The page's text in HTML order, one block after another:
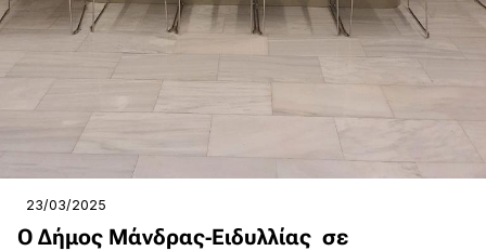
23/03/2025
Ο Δήμος Μάνδρας-Ειδυλλίας σε